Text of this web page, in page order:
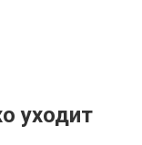
уходит